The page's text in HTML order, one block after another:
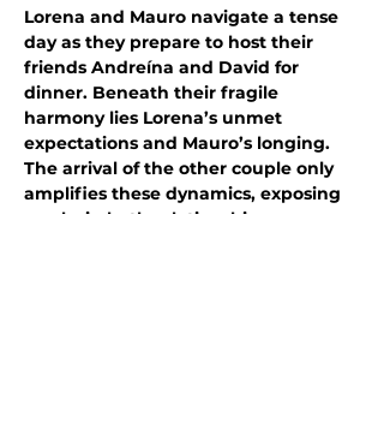
Lorena and Mauro navigate a tense
day as they prepare to host their
friends Andreína and David for
dinner. Beneath their fragile
harmony lies Lorena’s unmet
expectations and Mauro’s longing.
The arrival of the other couple only
amplifies these dynamics, exposing
cracks in both relationships.